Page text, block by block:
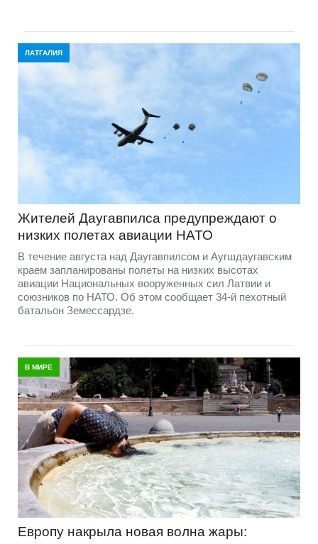
ЛАТГАЛИЯ
Жителей Даугавпилса предупреждают о
низких полетах авиации НАТО
В течение августа над Даугавпилсом и Аугшдаугавским
краем запланированы полеты на низких высотах
авиации Национальных вооруженных сил Латвии и
союзников по НАТО. Об этом сообщает 34-й пехотный
батальон Земессардзе.
В МИРЕ
Европу накрыла новая волна жары: